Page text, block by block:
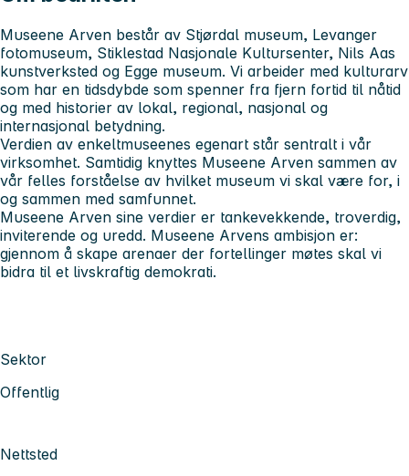
Museene Arven består av Stjørdal museum, Levanger
fotomuseum, Stiklestad Nasjonale Kultursenter, Nils Aas
kunstverksted og Egge museum. Vi arbeider med kulturarv
som har en tidsdybde som spenner fra fjern fortid til nåtid
og med historier av lokal, regional, nasjonal og
internasjonal betydning.
Verdien av enkeltmuseenes egenart står sentralt i vår
virksomhet. Samtidig knyttes Museene Arven sammen av
vår felles forståelse av hvilket museum vi skal være for, i
og sammen med samfunnet.
Museene Arven sine verdier er tankevekkende, troverdig,
inviterende og uredd. Museene Arvens ambisjon er:
gjennom å skape arenaer der fortellinger møtes skal vi
bidra til et livskraftig demokrati.
Sektor
Offentlig
Nettsted